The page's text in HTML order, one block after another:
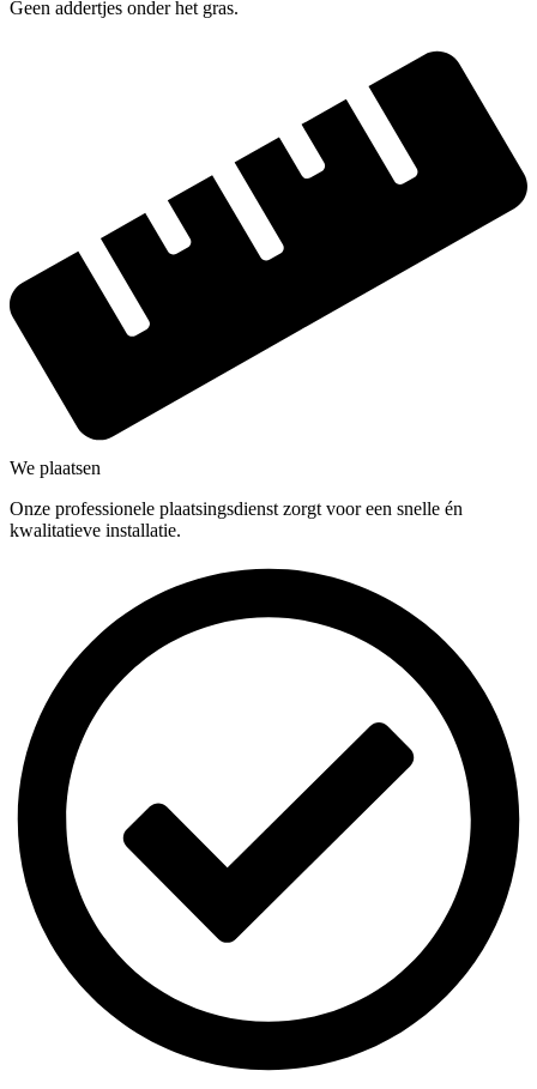
Geen addertjes onder het gras.
We plaatsen
Onze professionele plaatsingsdienst zorgt voor een snelle én
kwalitatieve installatie.